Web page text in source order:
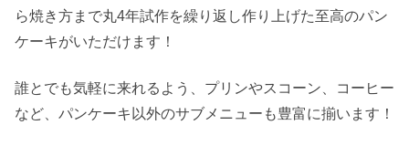
ら焼き方まで丸4年試作を繰り返し作り上げた至高のパン
ケーキがいただけます！
誰とでも気軽に来れるよう、プリンやスコーン、コーヒー
など、パンケーキ以外のサブメニューも豊富に揃います！